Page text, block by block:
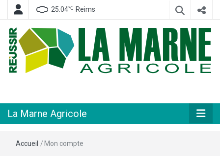
25.04℃ Reims
Agricole
La Marne Agricole
Accueil /Mon compte